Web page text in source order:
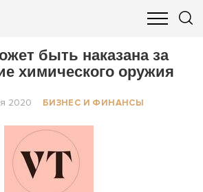
БИЗНЕС И ФИНАНСЫ
быть наказана за
химического оружия
2020 БИЗНЕС И ФИНАНСЫ